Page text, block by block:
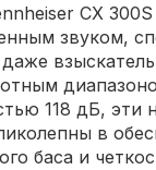
CX
звуком,
118 дБ, эти
в
баса и